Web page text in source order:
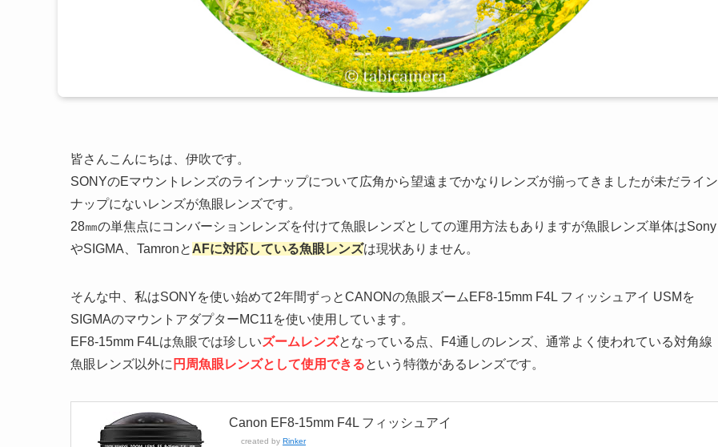
皆さんこんにちは、伊吹です。
SONYのEマウントレンズのラインナップについて広角から望遠までかなりレンズが揃ってきましたが未だライン
ナップにないレンズが魚眼レンズです。
28㎜の単焦点にコンバーションレンズを付けて魚眼レンズとしての運用方法もありますが魚眼レンズ単体はSony
やSIGMA、Tamronと AFに対応している魚眼レンズは現状ありません。
そんな中、私はSONYを使い始めて2年間ずっとCANONの魚眼ズームEF8-15mm F4L フィッシュアイ USMを
SIGMAのマウントアダプターMC11を使い使用しています。
EF8-15mm F4Lは魚眼では珍しいズームレンズとなっている点、F4通しのレンズ、通常よく使われている対角線
魚眼レンズ以外に 円周魚眼レンズとして使用できるという特徴があるレンズです。
Canon EF8-15mm F4L フィッシュアイ
created by Rinker